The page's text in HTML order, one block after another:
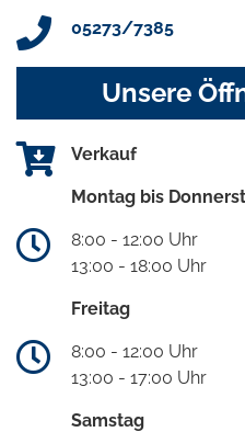
05273/7385
Unsere
Verkauf
Montag bis
8:00 - 12:00 Uhr
13:00 - 18:00 Uhr
Freitag
8:00 - 12:00 Uhr
13:00 - 17:00 Uhr
Samstag